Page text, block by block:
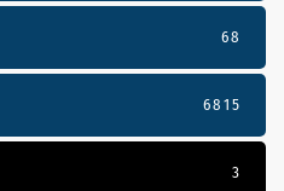
68
6815
3